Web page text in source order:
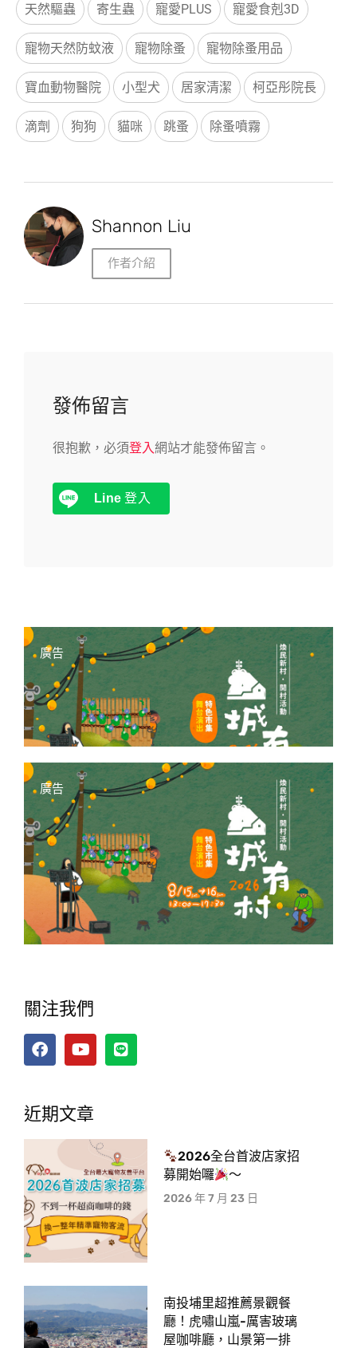
天然驅蟲 寄生蟲 寵愛PLUS 寵愛食剋3D
寵物天然防蚊液 寵物除蚤 寵物除蚤用品
寶血動物醫院 小型犬 居家清潔 柯亞彤院長
滴劑 狗狗 貓咪 跳蚤 除蚤噴霧
Shannon Liu
作者介紹
發佈留言
很抱歉，必須登入網站才能發佈留言。
Line 登入
廣告
廣告
關注我們
近期文章
2026全台首波店家招
募開始囉
～
2026 年 7 月 23 日
南投埔里超推薦景觀餐
廳！虎嘯山嵐-厲害玻璃
屋咖啡廳，山景第一排